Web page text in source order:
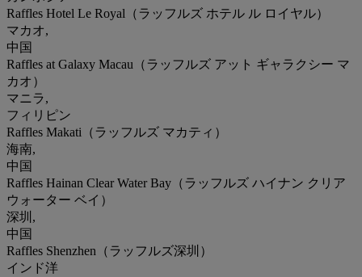
Raffles Hotel Le Royal（ラッフルズ ホテル ル ロイヤル）
マカオ,
中国
Raffles at Galaxy Macau（ラッフルズ アット ギャラクシー マ
カオ）
マニラ,
フィリピン
Raffles Makati（ラッフルズ マカティ）
海南,
中国
Raffles Hainan Clear Water Bay（ラッフルズ ハイナン クリア
ウォーター ベイ）
深圳,
中国
Raffles Shenzhen（ラッフルズ深圳）
インド洋